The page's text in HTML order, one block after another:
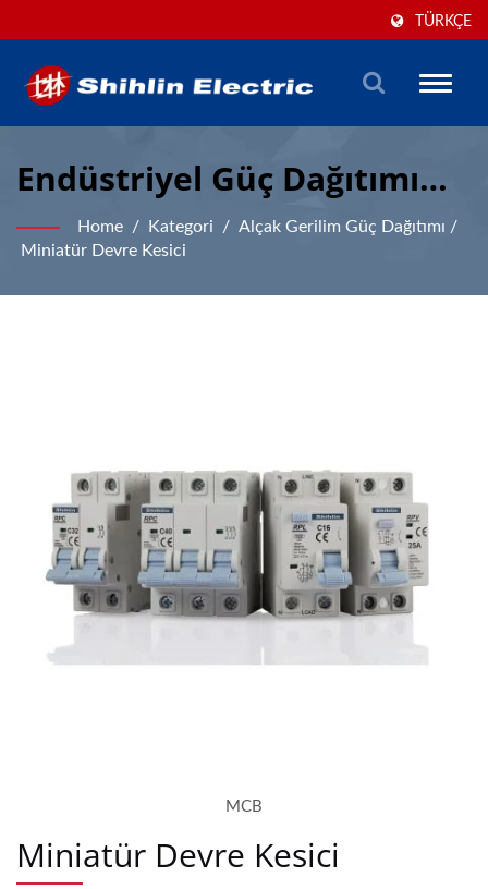
TÜRKÇE
Toggle
Endüstriyel Güç Dağıtımı
Için Kompakt Ve Güvenilir
Miniatür Devre Kesici
Çözümleri
Home / Kategori / Alçak Gerilim Güç Dağıtımı /
Miniatür Devre Kesici
MCB
Miniatür Devre Kesici